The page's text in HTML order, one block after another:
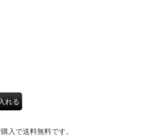
れる
入で送料無料です。